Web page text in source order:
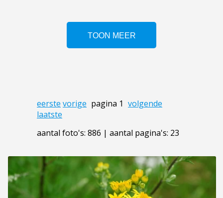
eerste vorige pagina 1 volgende
laatste
aantal foto's: 886 | aantal pagina's: 23